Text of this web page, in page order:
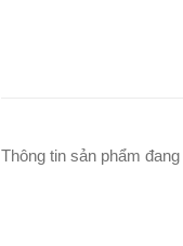
Thông tin sản phẩm